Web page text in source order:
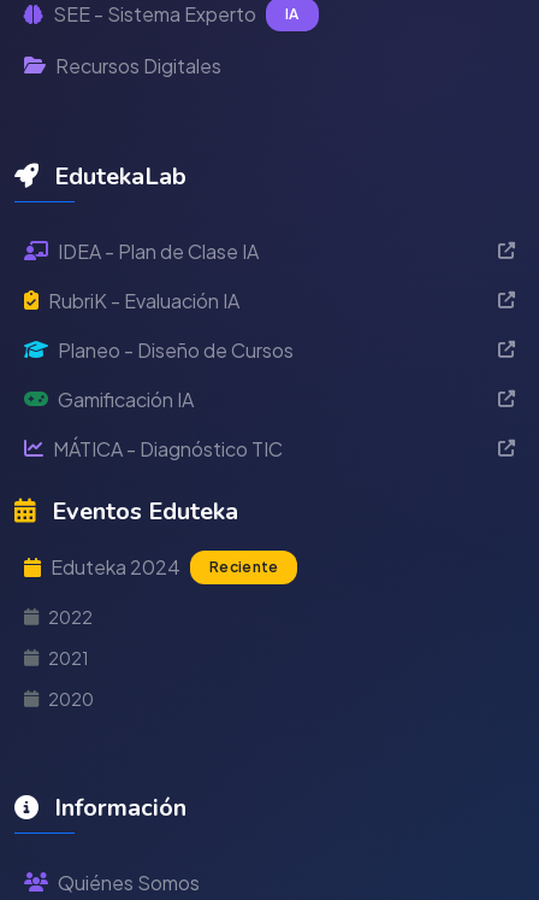
SEE - Sistema Experto IA
Recursos Digitales
EdutekaLab
IDEA - Plan de Clase IA
RubriK - Evaluación IA
Planeo - Diseño de Cursos
Gamificación IA
MÁTICA - Diagnóstico TIC
Eventos Eduteka
Eduteka 2024 Reciente
2022
2021
2020
Información
Quiénes Somos